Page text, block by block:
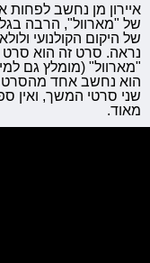
איירון מן נחשב לפחות
של "מארוול", הרבה
של היקום הקולנועי
נראה. סרט זה הוא סרט
"מארוול" (מומלץ גם
הוא נחשב אחד
שני סרטי המשך, ואין
מאוד.